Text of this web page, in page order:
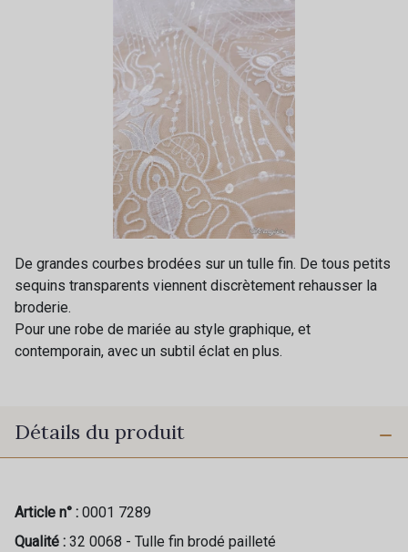
De grandes courbes brodées sur un tulle fin. De tous petits
sequins transparents viennent discrètement rehausser la
broderie.
Pour une robe de mariée au style graphique, et
contemporain, avec un subtil éclat en plus.
Détails du produit
Article n° : 0001 7289
Qualité : 32 0068 - Tulle fin brodé pailleté